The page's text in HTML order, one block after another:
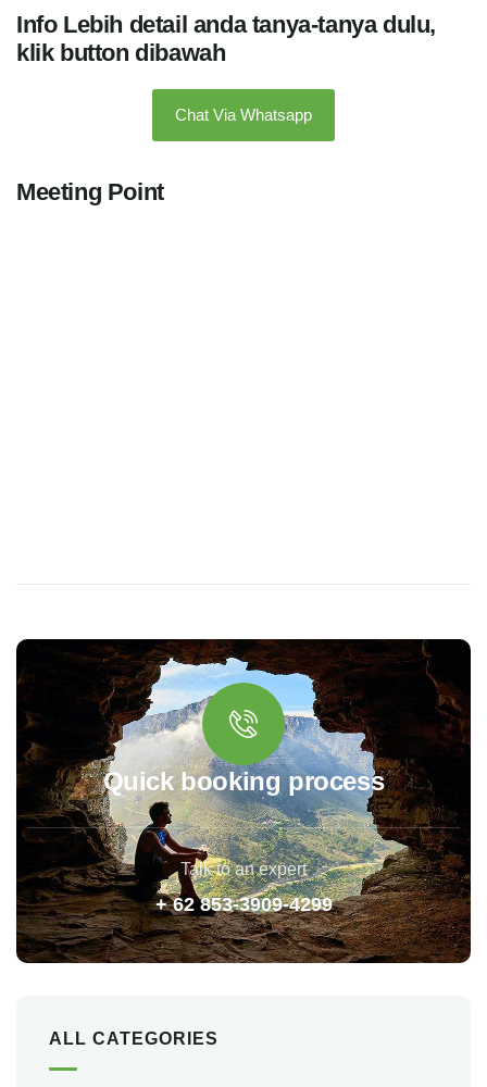
Info Lebih detail anda tanya-tanya dulu,
klik button dibawah
Chat Via Whatsapp
Meeting Point
Quick booking process
Talk to an expert
+ 62 853-3909-4299
ALL CATEGORIES